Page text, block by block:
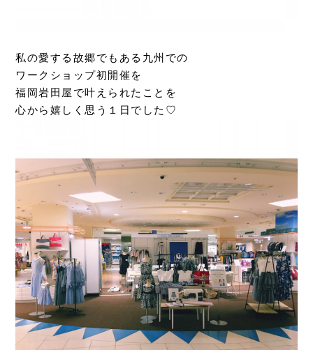
私の愛する故郷でもある九州での
ワークショップ初開催を
福岡岩田屋で叶えられたことを
心から嬉しく思う１日でした♡